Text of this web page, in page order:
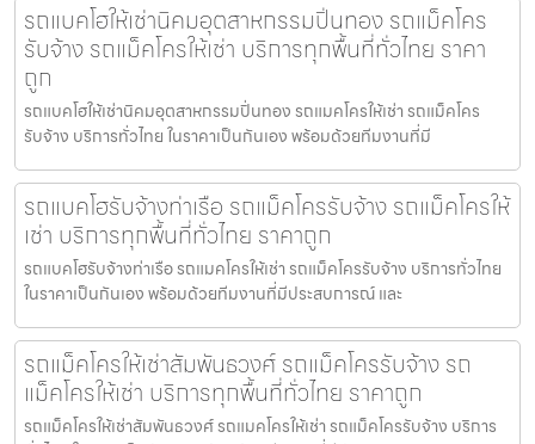
รถแบคโฮให้เช่านิคมอุตสาหกรรมปิ่นทอง รถแม็คโคร
รับจ้าง รถแม็คโครให้เช่า บริการทุกพื้นที่ทั่วไทย ราคา
ถูก
รถแบคโฮให้เช่านิคมอุตสาหกรรมปิ่นทอง รถแมคโครให้เช่า รถแม็คโคร
รับจ้าง บริการทั่วไทย ในราคาเป็นกันเอง พร้อมด้วยทีมงานที่มี
รถแบคโฮรับจ้างท่าเรือ รถแม็คโครรับจ้าง รถแม็คโครให้
เช่า บริการทุกพื้นที่ทั่วไทย ราคาถูก
รถแบคโฮรับจ้างท่าเรือ รถแมคโครให้เช่า รถแม็คโครรับจ้าง บริการทั่วไทย
ในราคาเป็นกันเอง พร้อมด้วยทีมงานที่มีประสบการณ์ และ
รถแม็คโครให้เช่าสัมพันธวงศ์ รถแม็คโครรับจ้าง รถ
แม็คโครให้เช่า บริการทุกพื้นที่ทั่วไทย ราคาถูก
รถแม็คโครให้เช่าสัมพันธวงศ์ รถแมคโครให้เช่า รถแม็คโครรับจ้าง บริการ